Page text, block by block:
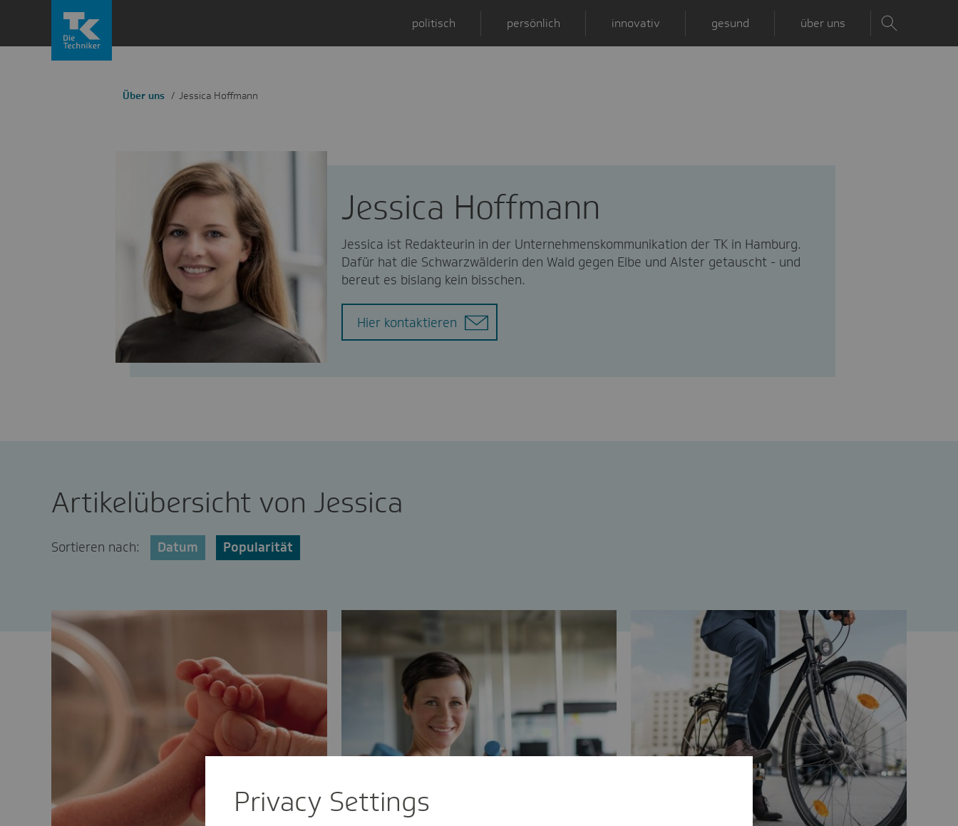
politisch persönlich innovativ gesund über uns
Über uns Jessica Hoffmann
Jessica Hoffmann
Jessica ist Redakteurin in der Unternehmenskommunikation der TK in Hamburg.
Dafür hat die Schwarzwälderin den Wald gegen Elbe und Alster getauscht - und
bereut es bislang kein bisschen.
Hier kontaktieren
Artikelübersicht von Jessica
Sortieren nach: Datum Popularität
Privacy Settings